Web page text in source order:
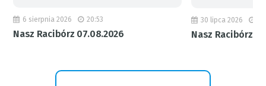
6 sierpnia 2026 20:53
Nasz Racibórz 07.08.2026
30 lipca 2026
Nasz Racibórz